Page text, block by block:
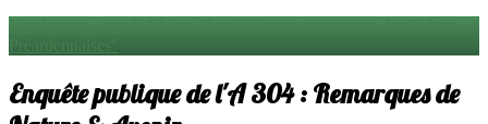
Préardennaises"
Enquête publique de l'A 304 : Remarques de